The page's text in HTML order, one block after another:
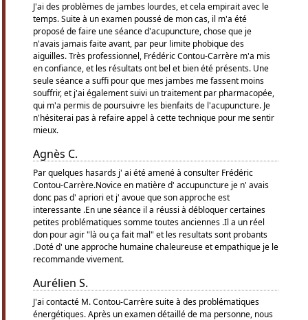
J'ai des problèmes de jambes lourdes, et cela empirait avec le
temps. Suite à un examen poussé de mon cas, il m'a été
proposé de faire une séance d'acupuncture, chose que je
n'avais jamais faite avant, par peur limite phobique des
aiguilles. Très professionnel, Frédéric Contou-Carrère m'a mis
en confiance, et les résultats ont bel et bien été présents. Une
seule séance a suffi pour que mes jambes me fassent moins
souffrir, et j'ai également suivi un traitement par pharmacopée,
qui m'a permis de poursuivre les bienfaits de l'acupuncture. Je
n'hésiterai pas à refaire appel à cette technique pour me sentir
mieux.
Agnès C.
Par quelques hasards j' ai été amené à consulter Frédéric
Contou-Carrère.Novice en matière d' accupuncture je n' avais
donc pas d' apriori et j' avoue que son approche est
interessante .En une séance il a réussi à débloquer certaines
petites problématiques somme toutes anciennes .Il a un réel
don pour agir "là ou ça fait mal" et les resultats sont probants
.Doté d' une approche humaine chaleureuse et empathique je le
recommande vivement.
Aurélien S.
J'ai contacté M. Contou-Carrère suite à des problématiques
énergétiques. Après un examen détaillé de ma personne, nous